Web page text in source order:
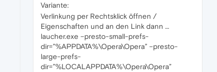
Variante:
Verlinkung per Rechtsklick öffnen /
Eigenschaften und an den Link dann …
laucher.exe –presto-small-prefs-
dir=”%APPDATA%\Opera\Opera” –presto-
large-prefs-
dir=”%LOCALAPPDATA%\Opera\Opera”